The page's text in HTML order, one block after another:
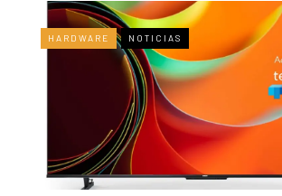
HARDWARE NOTICIAS